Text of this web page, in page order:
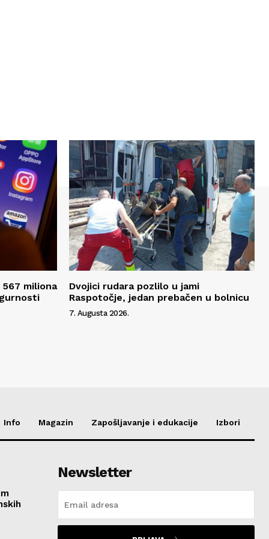
miliona
Dvojici rudara pozlilo u jami
Raspotočje, jedan prebačen u bolnicu
7. Augusta 2026.
Info Magazin Zapošljavanje i edukacije Izbori
Newsletter